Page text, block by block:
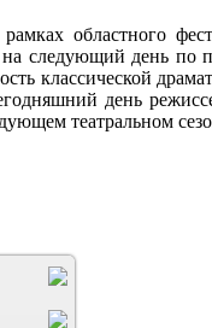
областного
следующий день по
классической
день
театральном